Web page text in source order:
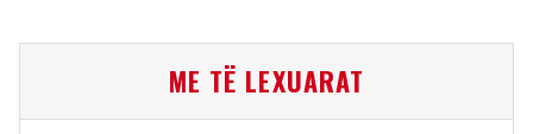
ME TË LEXUARAT